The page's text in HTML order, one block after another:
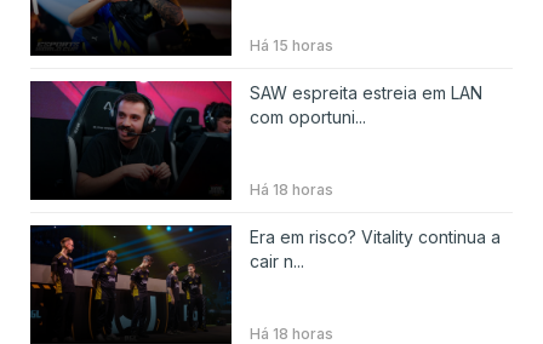
Há 15 horas
SAW espreita estreia em LAN
com oportuni...
Há 18 horas
Era em risco? Vitality continua a
cair n...
Há 18 horas